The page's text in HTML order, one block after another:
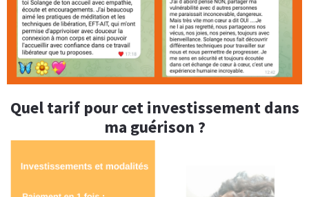
Quel tarif pour cet investissement dans
ma guérison ?